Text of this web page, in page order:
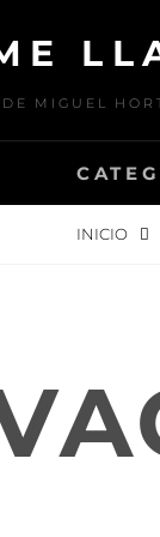
MIGUEL
INICIO